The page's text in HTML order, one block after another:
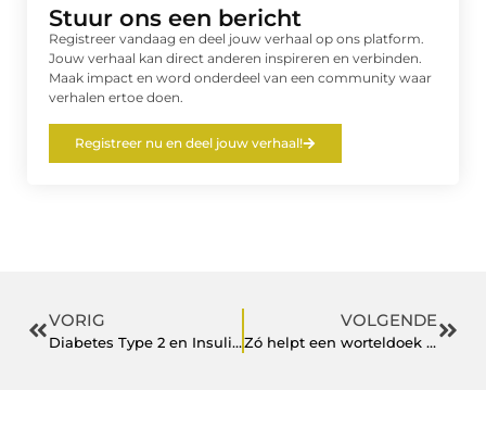
Stuur ons een bericht
Registreer vandaag en deel jouw verhaal op ons platform.
Jouw verhaal kan direct anderen inspireren en verbinden.
Maak impact en word onderdeel van een community waar
verhalen ertoe doen.
Registreer nu en deel jouw verhaal!
VORIG
Diabetes Type 2 en Insulineresistentie: Wat je moet weten
VOLGENDE
Zó helpt een worteldoek tegen ongedierte tijdens het camperen